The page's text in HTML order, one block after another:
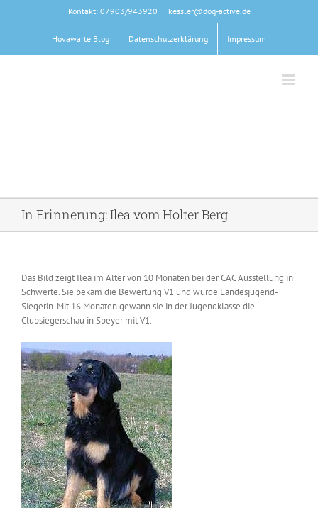
Inhalt
Kontakt: 07903/943920 | kessler@dog-active.de
Hovawarte Blog Datenschutzerklärung Impressum
In Erinnerung: Ilea vom Holter Berg
Das Bild zeigt Ilea im Alter von 10 Monaten bei der CAC Ausstellung in
Schwerte. Sie bekam die Bewertung V1 und wurde Landesjugend-
Siegerin. Mit 16 Monaten gewann sie in der Jugendklasse die
Clubsiegerschau in Speyer mit V1.